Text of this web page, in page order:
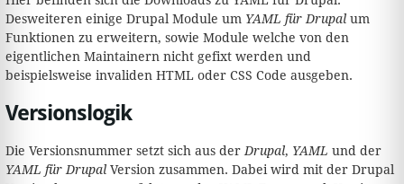
Desweiteren einige Drupal Module um YAML für Drupal um
Funktionen zu erweitern, sowie Module welche von den
eigentlichen Maintainern nicht gefixt werden und
beispielsweise invaliden HTML oder CSS Code ausgeben.
Versionslogik
Die Versionsnummer setzt sich aus der Drupal, YAML und der
YAML für Drupal Version zusammen. Dabei wird mit der Drupal